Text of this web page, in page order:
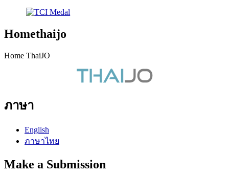
Homethaijo
Home ThaiJO
ภาษา
English
ภาษาไทย
Make a Submission